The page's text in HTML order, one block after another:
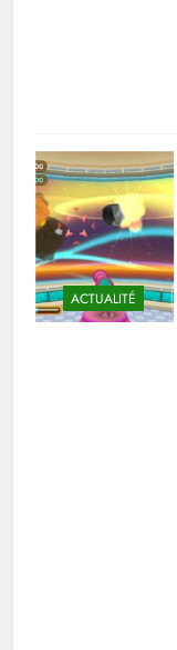
ACTUALITÉ